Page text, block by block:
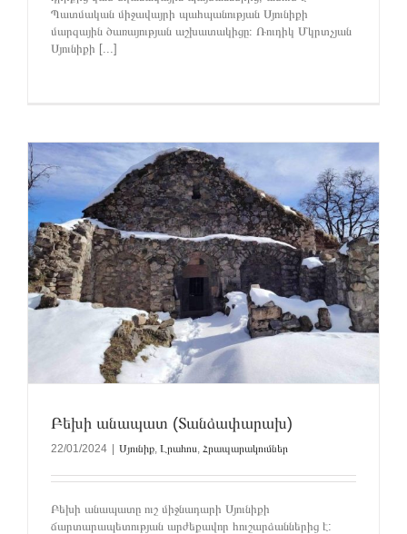
Պատմական միջավայրի պահպանության Սյունիքի
մարզային ծառայության աշխատակիցը։ Ռուդիկ Մկրտչյան
Սյունիքի [...]
Բեխի անապատ (Տանձափարախ)
22/01/2024 | Սյունիք, Լրահոս, Հրապարակումներ
Բեխի անապատը ուշ միջնադարի Սյունիքի
ճարտարապետության արժեքավոր հուշարձաններից է: